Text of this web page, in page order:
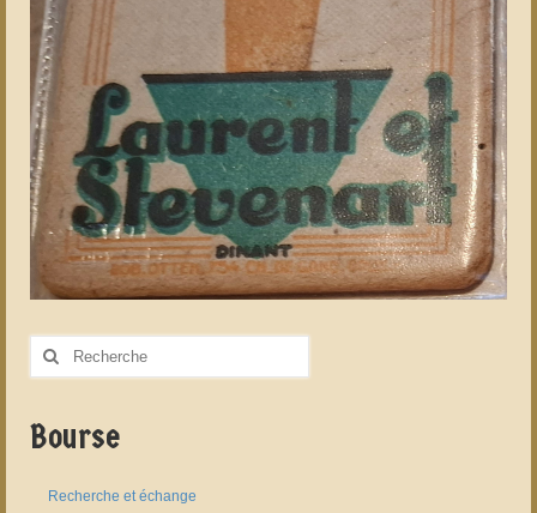
Rechercher
Bourse
Recherche et échange